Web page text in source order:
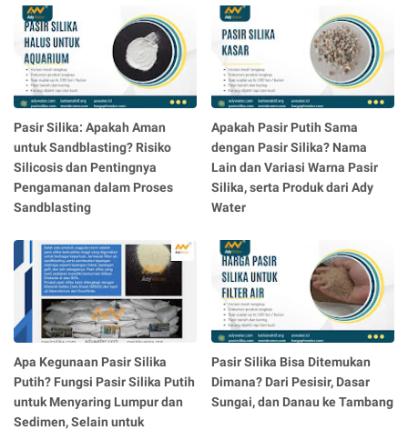
Pasir Silika: Apakah Aman
untuk Sandblasting? Risiko
Silicosis dan Pentingnya
Pengamanan dalam Proses
Sandblasting
Apakah Pasir Putih Sama
dengan Pasir Silika? Nama
Lain dan Variasi Warna Pasir
Silika, serta Produk dari Ady
Water
Apa Kegunaan Pasir Silika
Putih? Fungsi Pasir Silika Putih
untuk Menyaring Lumpur dan
Sedimen, Selain untuk
Pasir Silika Bisa Ditemukan
Dimana? Dari Pesisir, Dasar
Sungai, dan Danau ke Tambang